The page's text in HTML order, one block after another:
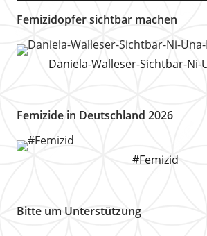
Femizidopfer sichtbar machen
Daniela-Walleser-Sichtbar-Ni-
Femizide in Deutschland 2026
#Femizid
Bitte um Unterstützung